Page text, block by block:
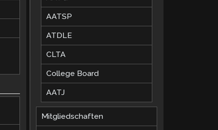
AATSP
ATDLE
CLTA
College Board
AATJ
Mitgliedschaften